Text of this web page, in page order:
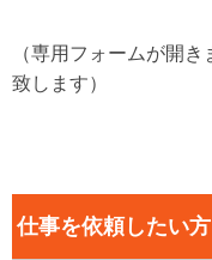
（専用フォームが開
致します）
仕事を依頼したい方